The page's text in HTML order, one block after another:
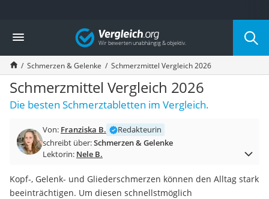
Die beliebtesten Vergleiche nach Kategorie
Drogerie
Inhalator
Haarschneider
Rollator
Braun Rasierer
Katzenklappe (Chip)
Masturbator
Massagepistole
Reisehaartrockner
Eiweißpulver
Vergleich
Schmerzen & Gelenke Schmerzmittel Vergleich 2026
Schmerzmittel Vergleich 2026
Die besten Schmerztabletten im Vergleich.
Von: Franziska B.
Redakteurin
schreibt über:Schmerzen & Gelenke
Lektorin: Nele B.
Kopf-, Gelenk- und Gliederschmerzen können den Alltag stark
beeinträchtigen. Um diesen schnellstmöglich